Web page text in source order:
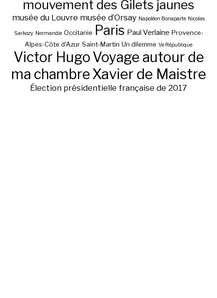
mouvement des Gilets jaunes
musée du Louvre musée d’Orsay Napoléon Bonaparte Nicolas
Sarkozy Normandie Occitanie Paris Paul Verlaine Provence-
Alpes-Côte d'Azur Saint-Martin Un dilemme Ve République
Victor HugoVoyage autour de
ma chambreXavier de Maistre
Élection présidentielle française de 2017